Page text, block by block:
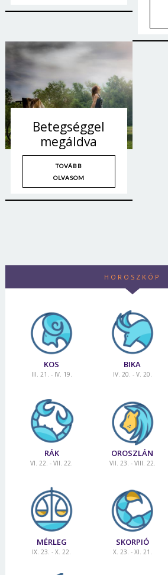
Betegséggel
megáldva
TOVÁBB
OLVASOM
HOROSZKÓP
KOS
III. 21. - IV. 19.
BIKA
IV. 20. - V. 20.
RÁK
VI. 22. - VII. 22.
OROSZLÁN
VII. 23. - VIII. 22.
MÉRLEG
IX. 23. - X. 22.
SKORPIÓ
X. 23. - XI. 21.